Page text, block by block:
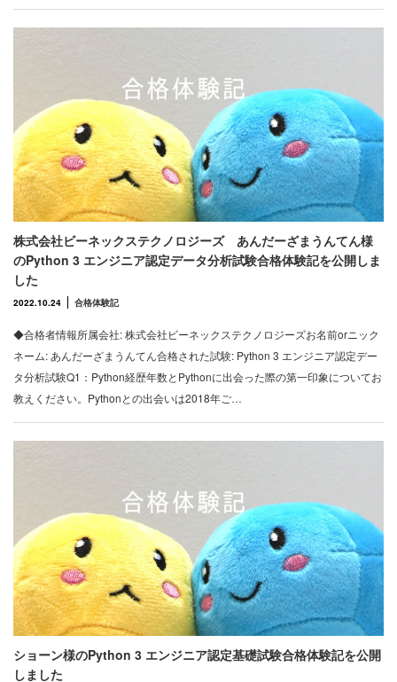
株式会社ビーネックステクノロジーズ あんだーざまうんてん様
のPython 3 エンジニア認定データ分析試験合格体験記を公開しま
した
2022.10.24 合格体験記
◆合格者情報所属会社: 株式会社ビーネックステクノロジーズお名前orニック
ネーム: あんだーざまうんてん合格された試験: Python 3 エンジニア認定デー
タ分析試験Q1：Python経歴年数とPythonに出会った際の第一印象についてお
教えください。Pythonとの出会いは2018年ご…
ショーン様のPython 3 エンジニア認定基礎試験合格体験記を公開
しました